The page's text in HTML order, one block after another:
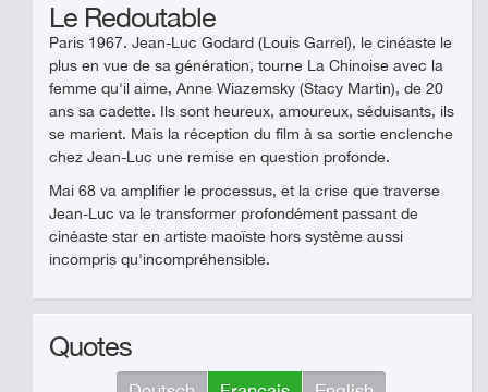
Le Redoutable
Paris 1967. Jean-Luc Godard (Louis Garrel), le cinéaste le
plus en vue de sa génération, tourne La Chinoise avec la
femme qu'il aime, Anne Wiazemsky (Stacy Martin), de 20
ans sa cadette. Ils sont heureux, amoureux, séduisants, ils
se marient. Mais la réception du film à sa sortie enclenche
chez Jean-Luc une remise en question profonde.
Mai 68 va amplifier le processus, et la crise que traverse
Jean-Luc va le transformer profondément passant de
cinéaste star en artiste maoïste hors système aussi
incompris qu'incompréhensible.
Quotes